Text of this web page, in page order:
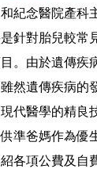
紀念醫院產科
針對胎兒較常
。由於遺傳疾
然遺傳疾病的
代醫學的精良
準爸媽作為優
各項公費及自